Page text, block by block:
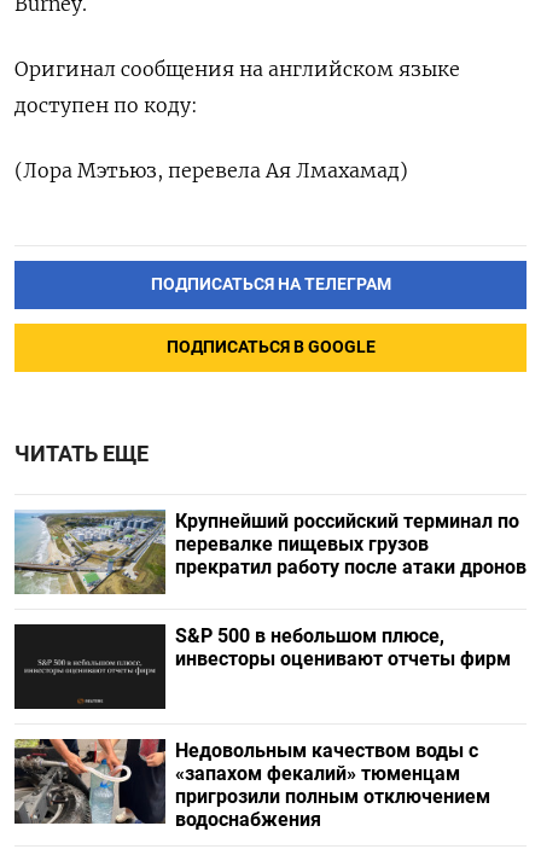
Оригинал сообщения на английском языке
доступен по коду:
(Лора Мэтьюз, перевела Ая Лмахамад)
ПОДПИСАТЬСЯ НА ТЕЛЕГРАМ
ПОДПИСАТЬСЯ В GOOGLE
ЧИТАТЬ ЕЩЕ
Крупнейший российский терминал по
перевалке пищевых грузов
прекратил работу после атаки дронов
S&P 500 в небольшом плюсе,
инвесторы оценивают отчеты фирм
Недовольным качеством воды с
«запахом фекалий» тюменцам
пригрозили полным отключением
водоснабжения